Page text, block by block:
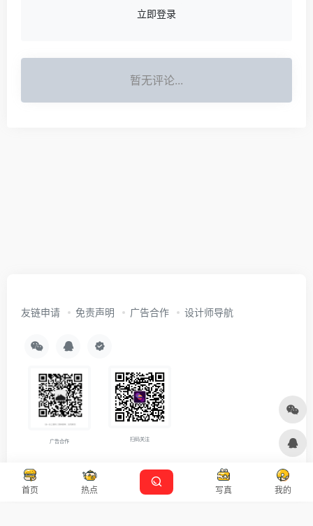
立即登录
暂无评论...
首页 热点 写真 我的
友链申请 免责声明 广告合作 设计师导航
广告合作 扫码关注
Copyright © 2026沪ICP备2021007899号-5 Designed by 设计资源